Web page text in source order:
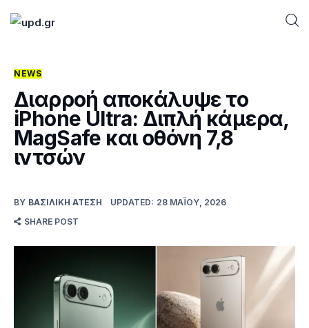
Home
News
Games
Futuring
Blog
NEWS
Διαρροή αποκάλυψε το
iPhone Ultra: Διπλή κάμερα,
MagSafe και οθόνη 7,8
ιντσών
BY ΒΑΣΙΛΙΚΉ ΑΤΈΣΗ UPDATED: 28 ΜΑΪ́ΟΥ, 2026
SHARE POST